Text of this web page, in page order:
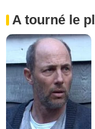
A tourné le